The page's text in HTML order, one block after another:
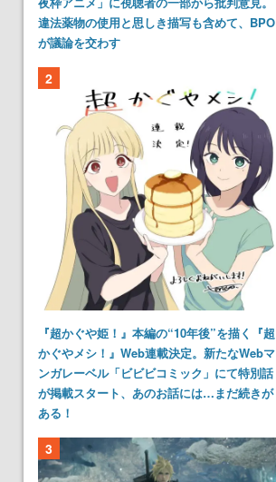
違法薬物の使用と思しき描写も含めて、BPO
が議論を交わす
2
『超かぐや姫！』本編の“10年後”を描く『超
かぐやメシ！』Web連載決定。新たなWebマ
ンガレーベル「ビビビコミック」にて特別話
が掲載スタート、あのお話には…まだ続きが
ある！
3